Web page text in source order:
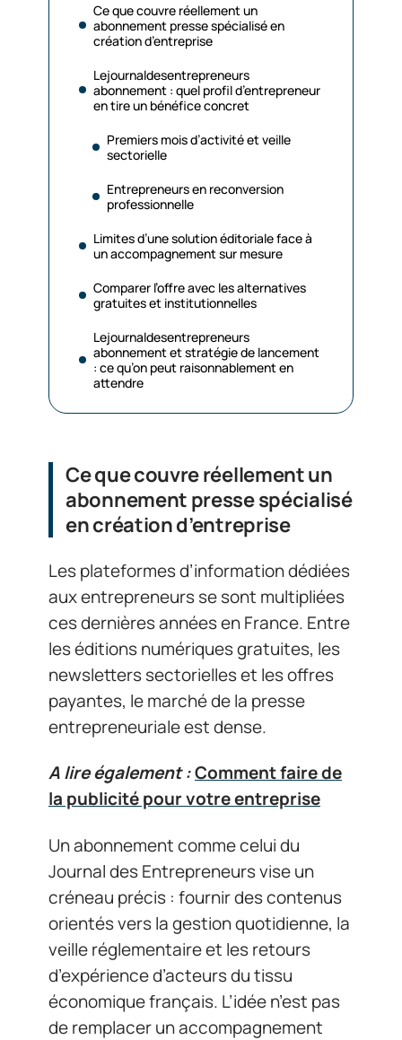
Ce que couvre réellement un
abonnement presse spécialisé en
création d’entreprise
Lejournaldesentrepreneurs
abonnement : quel profil d’entrepreneur
en tire un bénéfice concret
Premiers mois d’activité et veille
sectorielle
Entrepreneurs en reconversion
professionnelle
Limites d’une solution éditoriale face à
un accompagnement sur mesure
Comparer l’offre avec les alternatives
gratuites et institutionnelles
Lejournaldesentrepreneurs
abonnement et stratégie de lancement
: ce qu’on peut raisonnablement en
attendre
Ce que couvre réellement un
abonnement presse spécialisé
en création d’entreprise
Les plateformes d’information dédiées
aux entrepreneurs se sont multipliées
ces dernières années en France. Entre
les éditions numériques gratuites, les
newsletters sectorielles et les offres
payantes, le marché de la presse
entrepreneuriale est dense.
A lire également :Comment faire de
la publicité pour votre entreprise
Un abonnement comme celui du
Journal des Entrepreneurs vise un
créneau précis : fournir des contenus
orientés vers la gestion quotidienne, la
veille réglementaire et les retours
d’expérience d’acteurs du tissu
économique français. L’idée n’est pas
de remplacer un accompagnement